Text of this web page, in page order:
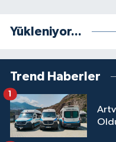
Yükleniyor...
Trend Haberler
1